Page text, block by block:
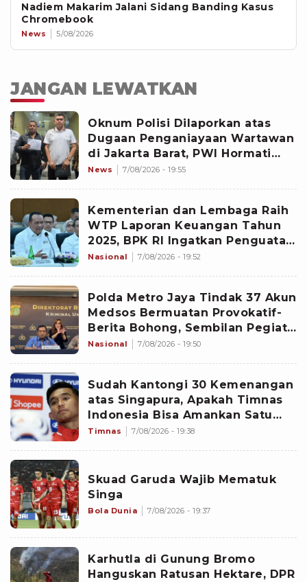
Nadiem Makarim Jalani Sidang Banding Kasus
Chromebook
News 5/08/2026
JANGAN LEWATKAN
Oknum Polisi Dilaporkan atas
Dugaan Penganiayaan Wartawan
di Jakarta Barat, PWI Hormati
Proses Hukum
News 7/08/2026 - 19:55
Kementerian dan Lembaga Raih
WTP Laporan Keuangan Tahun
2025, BPK RI Ingatkan Penguatan
Tata Kelola Pemerintahan
Nasional 7/08/2026 - 19:52
Polda Metro Jaya Tindak 37 Akun
Medsos Bermuatan Provokatif-
Berita Bohong, Sembilan Pegiat
Jadi Tersangka
Nasional 7/08/2026 - 19:50
Sudah Kantongi 30 Kemenangan
atas Singapura, Apakah Timnas
Indonesia Bisa Amankan Satu
Tiket Semifinal Piala AFF 2026?
Timnas 7/08/2026 - 19:38
Skuad Garuda Wajib Mematuk
Singa
Bola Dunia 7/08/2026 - 19:37
Karhutla di Gunung Bromo
Hanguskan Ratusan Hektare, DPR